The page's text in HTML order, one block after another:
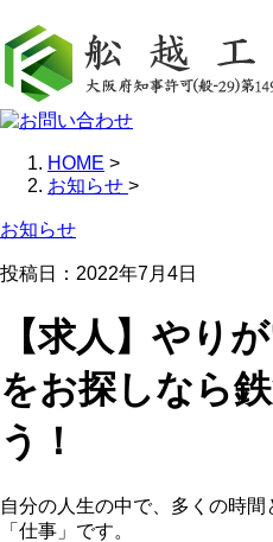
HOME >
お知らせ >
お知らせ
投稿日：2022年7月4日
【求人】やり
をお探しなら
う！
自分の人生の中で、多くの時
「仕事」です。